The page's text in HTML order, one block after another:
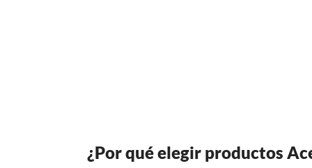
¿Por qué elegir productos